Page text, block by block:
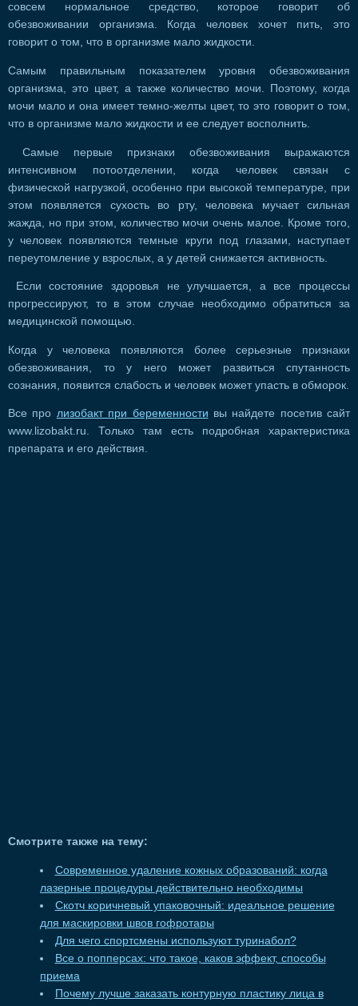
совсем нормальное средство, которое говорит об
обезвоживании организма. Когда человек хочет пить, это
говорит о том, что в организме мало жидкости.
Самым правильным показателем уровня обезвоживания
организма, это цвет, а также количество мочи. Поэтому, когда
мочи мало и она имеет темно-желты цвет, то это говорит о том,
что в организме мало жидкости и ее следует восполнить.
Самые первые признаки обезвоживания выражаются
интенсивном потоотделении, когда человек связан с
физической нагрузкой, особенно при высокой температуре, при
этом появляется сухость во рту, человека мучает сильная
жажда, но при этом, количество мочи очень малое. Кроме того,
у человек появляются темные круги под глазами, наступает
переутомление у взрослых, а у детей снижается активность.
Если состояние здоровья не улучшается, а все процессы
прогрессируют, то в этом случае необходимо обратиться за
медицинской помощью.
Когда у человека появляются более серьезные признаки
обезвоживания, то у него может развиться спутанность
сознания, появится слабость и человек может упасть в обморок.
Все про лизобакт при беременности вы найдете посетив сайт
www.lizobakt.ru. Только там есть подробная характеристика
препарата и его действия.
Смотрите также на тему:
Современное удаление кожных образований: когда
лазерные процедуры действительно необходимы
Скотч коричневый упаковочный: идеальное решение
для маскировки швов гофротары
Для чего спортсмены используют туринабол?
Все о попперсах: что такое, каков эффект, способы
приема
Почему лучше заказать контурную пластику лица в